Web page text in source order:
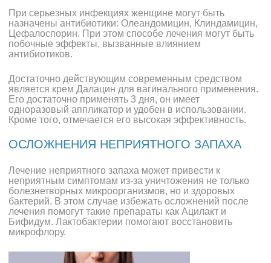
При серьезных инфекциях женщине могут быть
назначены антибиотики: Олеандомицин, Клиндамицин,
Цефалоспорин. При этом способе лечения могут быть
побочные эффекты, вызванные влиянием
антибиотиков.
Достаточно действующим современным средством
является крем Далацин для вагинального применения.
Его достаточно применять 3 дня, он имеет
одноразовый аппликатор и удобен в использовании.
Кроме того, отмечается его высокая эффективность.
ОСЛОЖНЕНИЯ НЕПРИЯТНОГО ЗАПАХА
Лечение неприятного запаха может привести к
неприятным симптомам из-за уничтожения не только
болезнетворных микроорганизмов, но и здоровых
бактерий. В этом случае избежать осложнений после
лечения помогут такие препараты как Ацилакт и
Бифидум. Лактобактерии помогают восстановить
микрофлору.